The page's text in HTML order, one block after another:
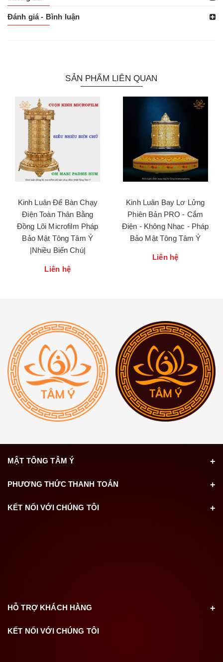
Đánh giá - Bình luận
SẢN PHẨM LIÊN QUAN
Kinh Luân Để Bàn Chạy
Điện Toàn Thân Bằng
Đồng Lõi Microfilm Pháp
Bảo Mật Tông Tâm Ý
|Nhiều Biến Chú|
Liên hệ
Kinh Luân Bay Lơ Lửng
Phiên Bản PRO - Cắm
Điện - Không Nhạc - Pháp
Bảo Mật Tông Tâm Ý
Liên hệ
MẬT TÔNG TÂM Ý
PHƯƠNG THỨC THANH TOÁN
KẾT NỐI VỚI CHÚNG TÔI
HỖ TRỢ KHÁCH HÀNG
KẾT NỐI VỚI CHÚNG TÔI